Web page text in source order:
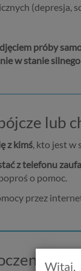
(depresja,
próby
w stanie
lub
z kimś, kto jest w
z telefonu
o pomoc.
przez
ma
Witaj,